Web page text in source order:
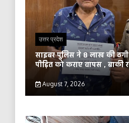
उत्तर प्रदेश
साइबर पुलिस ने 8 लाख की
पीड़ित को कराए वापस , बाकी
August 7, 2026